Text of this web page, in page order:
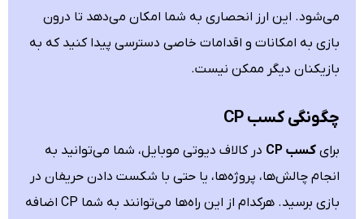
می‌شود. این ارز انحصاری به شما امکان می‌دهد تا درون
بازی به امکانات و اقدامات خاصی دسترسی پیدا کنید که به
بازیکنان دیگر ممکن نیست.
چگونگی کسب CP
برای کسب CP
در کالاف دیوتی موبایل، شما می‌توانید به
انجام چالش‌ها، پروژه‌ها، یا حتی با شکست دادن حریفان در
بازی برسید. هرکدام از این راه‌ها می‌توانند به شما CP اضافه